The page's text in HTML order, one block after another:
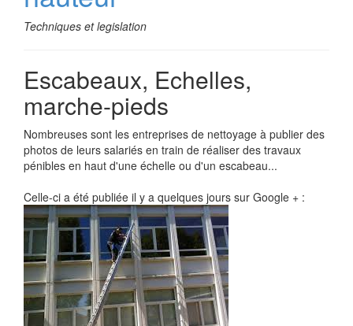
Techniques et legislation
Escabeaux, Echelles,
marche-pieds
Nombreuses sont les entreprises de nettoyage à publier des
photos de leurs salariés en train de réaliser des travaux
pénibles en haut d'une échelle ou d'un escabeau...
Celle-ci a été publiée il y a quelques jours sur Google + :